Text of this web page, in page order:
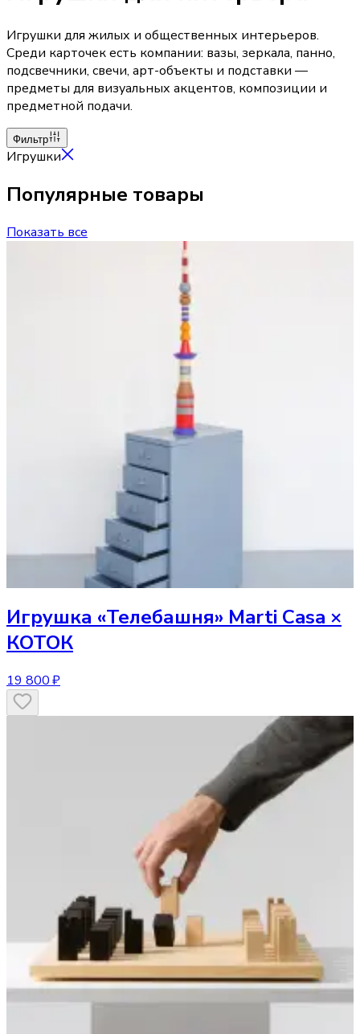
Игрушки для жилых и общественных интерьеров.
Среди карточек есть компании: вазы, зеркала, панно,
подсвечники, свечи, арт-объекты и подставки —
предметы для визуальных акцентов, композиции и
предметной подачи.
Фильтр
Игрушки
Популярные товары
Показать все
Игрушка «Телебашня» Marti Casa ×
КОТОК
19 800 ₽